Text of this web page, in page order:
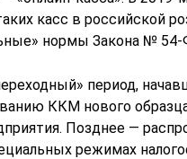
касс в российской
нормы Закона № 54-
период,
ККМ нового
Позднее —
режимах